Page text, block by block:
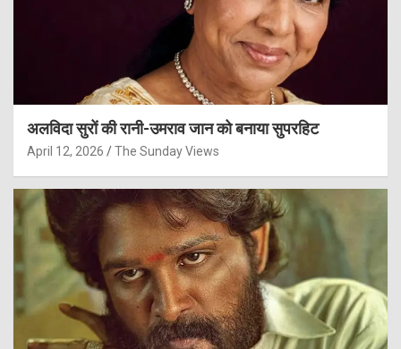
अलविदा सुरों की रानी-उमराव जान को बनाया सुपरहिट
April 12, 2026 The Sunday Views